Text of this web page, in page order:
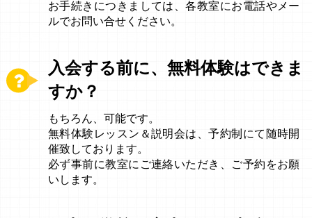
お手続きにつきましては、各教室にお電話やメー
ルでお問い合せください。
入会する前に、無料体験はできま
すか？
もちろん、可能です。
無料体験レッスン＆説明会は、予約制にて随時開
催致しております。
必ず事前に教室にご連絡いただき、ご予約をお願
いします。